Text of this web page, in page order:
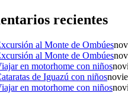
recientes
al Monte de Ombúes
al Monte de Ombúes
en motorhome con niños
de Iguazú con niños
en motorhome con niños